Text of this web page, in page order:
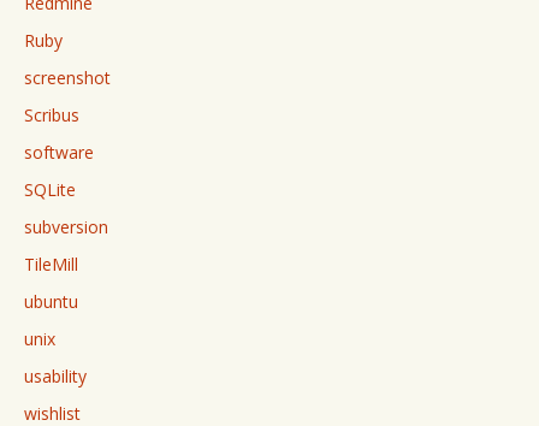
Ruby
screenshot
Scribus
software
SQLite
subversion
TileMill
ubuntu
unix
usability
wishlist